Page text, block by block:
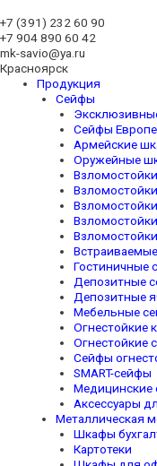
+7 (391) 232 60 90
+7 904 890 60 42
mk-savio@ya.ru
Красноярск
Продукция
Сейфы
Сейфы
Армейские
Оружейные
Гостиничные
Депозитные
Депозитные
Мебельные
Огнестойкие
Огнестойкие
Сейфы
SMART-сейфы
Медицинские
Аксессуары
Металлическая
Шкафы
Картотеки